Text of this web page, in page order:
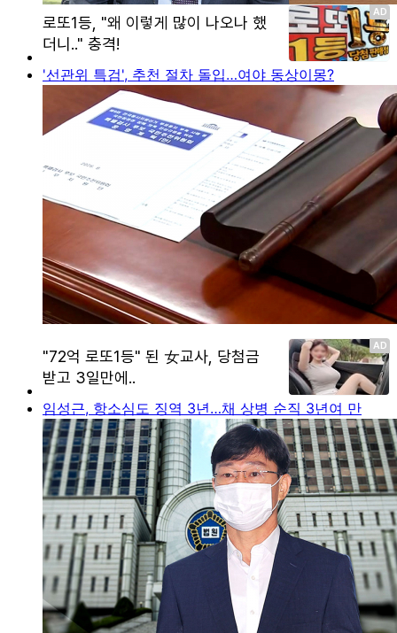
'선관위 특검', 추천 절차 돌입…여야 동상이몽?
임성근, 항소심도 징역 3년…채 상병 순직 3년여 만